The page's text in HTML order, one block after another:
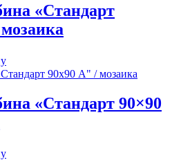
«Стандарт
«Стандарт 90×90